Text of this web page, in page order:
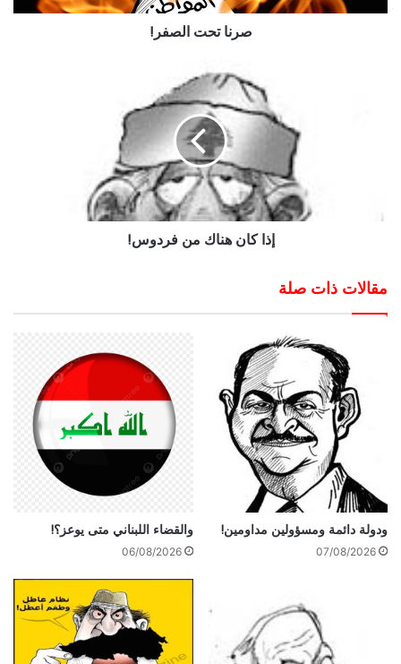
صرنا تحت الصفر!
إذا كان هناك من فردوس!
مقالات ذات صلة
ودولة دائمة ومسؤولين مداومين!
07/08/2026
والقضاء اللبناني متى يوعز؟!
06/08/2026